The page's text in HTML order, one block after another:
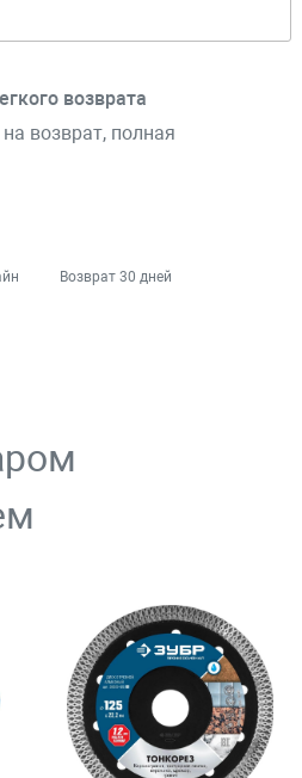
возврата
возврат, полная
Возврат 30 дней